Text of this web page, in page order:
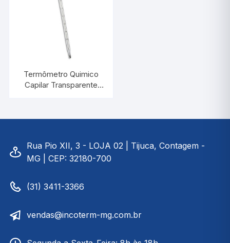
Termômetro Quimico
Capilar Transparente
Rua Pio XII, 3 - LOJA 02 | Tijuca, Contagem -
MG | CEP: 32180-700
(31) 3411-3366
vendas@incoterm-mg.com.br